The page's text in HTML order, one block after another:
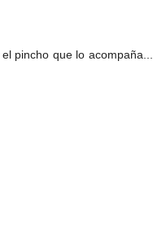
pincho que lo acompaña...